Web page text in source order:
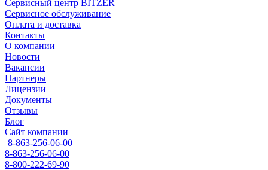
Сервисный центр BITZER
Сервисное обслуживание
Оплата и доставка
Контакты
О компании
Новости
Вакансии
Партнеры
Лицензии
Документы
Отзывы
Блог
Сайт компании
8-863-256-06-00
8-863-256-06-00
8-800-222-69-90